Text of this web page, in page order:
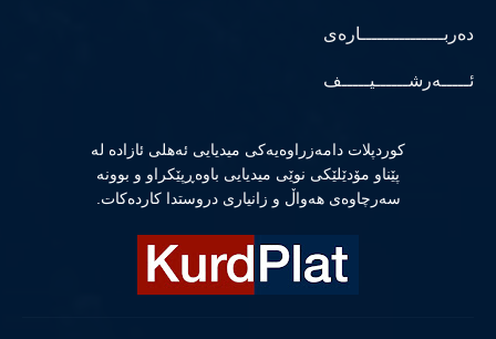
دەربـــــــــــــــارەی
ئـــــەرشــــــیـــــف
كوردپلات دامەزراوەیەكی میدیایی ئەهلی ئازادە لە
پێناو مۆدێلێكی نوێی میدیایی باوەڕپێكراو و بوونە
سەرچاوەی هەواڵ و زانیاری دروستدا كاردەكات.